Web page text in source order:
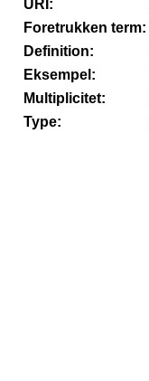
URI:
Foretrukken term:
Definition:
Eksempel:
Multiplicitet:
Type: